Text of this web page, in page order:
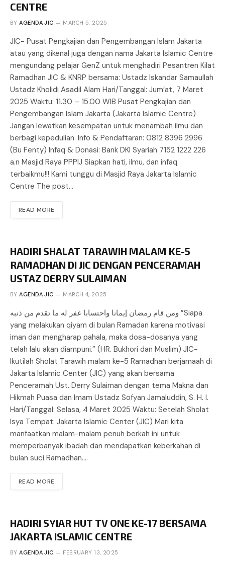
CENTRE
BY AGENDA JIC MARCH 5, 2025
JIC- Pusat Pengkajian dan Pengembangan Islam Jakarta
atau yang dikenal juga dengan nama Jakarta Islamic Centre
mengundang pelajar GenZ untuk menghadiri Pesantren Kilat
Ramadhan JIC & KNRP bersama: Ustadz Iskandar Samaullah
Ustadz Kholidi Asadil Alam Hari/Tanggal: Jum’at, 7 Maret
2025 Waktu: 11.30 – 15.00 WIB Pusat Pengkajian dan
Pengembangan Islam Jakarta (Jakarta Islamic Centre)
Jangan lewatkan kesempatan untuk menambah ilmu dan
berbagi kepedulian. Info & Pendaftaran: 0812 8396 2996
(Bu Fenty) Infaq & Donasi: Bank DKI Syariah 7152 1222 226
a.n Masjid Raya PPPIJ Siapkan hati, ilmu, dan infaq
terbaikmu!!! Kami tunggu di Masjid Raya Jakarta Islamic
Centre The post…
READ MORE
HADIRI SHALAT TARAWIH MALAM KE-5
RAMADHAN DI JIC DENGAN PENCERAMAH
USTAZ DERRY SULAIMAN
BY AGENDA JIC MARCH 4, 2025
ومن قام رمضان إيمانا واحتسابا غفر له ما تقدم من ذنبه ”Siapa
yang melakukan qiyam di bulan Ramadan karena motivasi
iman dan mengharap pahala, maka dosa-dosanya yang
telah lalu akan diampuni.” (HR. Bukhori dan Muslim) JIC-
Ikutilah Sholat Tarawih malam ke-5 Ramadhan berjamaah di
Jakarta Islamic Center (JIC) yang akan bersama
Penceramah Ust. Derry Sulaiman dengan tema Makna dan
Hikmah Puasa dan Imam Ustadz Sofyan Jamaluddin, S. H. I.
Hari/Tanggal: Selasa, 4 Maret 2025 Waktu: Setelah Sholat
Isya Tempat: Jakarta Islamic Center (JIC) Mari kita
manfaatkan malam-malam penuh berkah ini untuk
memperbanyak ibadah dan mendapatkan keberkahan di
bulan suci Ramadhan.…
READ MORE
HADIRI SYIAR HUT TV ONE KE-17 BERSAMA
JAKARTA ISLAMIC CENTRE
BY AGENDA JIC FEBRUARY 13, 2025